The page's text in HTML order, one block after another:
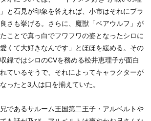
と石見が印象を答えれば、小市はそれにプラ
さも挙げる。さらに、魔獣「ベアウルフ」が
ことで真っ白でフワフワの姿となったシロに
くて大好きなんです」とほほを緩める。その
録ではシロのCVを務める松井恵理子が面白
ているそうで、それによってキャラクターが
ったと3人は口を揃えていた。
であるサルーム王国第二王子・アルベルトや